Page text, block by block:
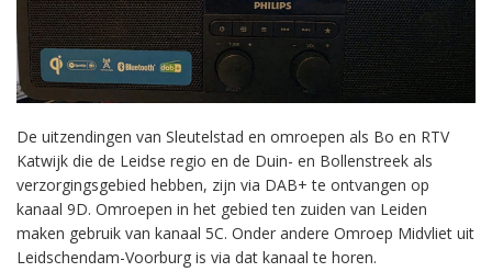
De uitzendingen van Sleutelstad en omroepen als Bo en RTV
Katwijk die de Leidse regio en de Duin- en Bollenstreek als
verzorgingsgebied hebben, zijn via DAB+ te ontvangen op
kanaal 9D. Omroepen in het gebied ten zuiden van Leiden
maken gebruik van kanaal 5C. Onder andere Omroep Midvliet uit
Leidschendam-Voorburg is via dat kanaal te horen.